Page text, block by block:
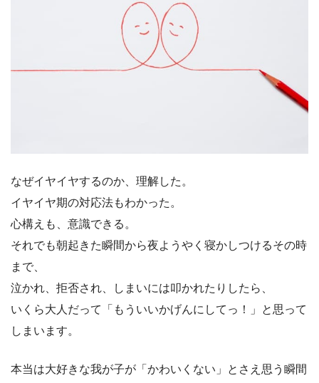
なぜイヤイヤするのか、理解した。
イヤイヤ期の対応法もわかった。
心構えも、意識できる。
それでも朝起きた瞬間から夜ようやく寝かしつけるその時
まで、
泣かれ、拒否され、しまいには叩かれたりしたら、
いくら大人だって「もういいかげんにしてっ！」と思って
しまいます。
本当は大好きな我が子が「かわいくない」とさえ思う瞬間